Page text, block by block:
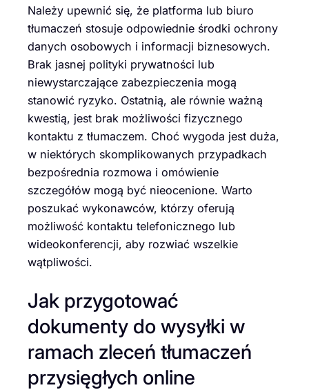
Należy upewnić się, że platforma lub biuro
tłumaczeń stosuje odpowiednie środki ochrony
danych osobowych i informacji biznesowych.
Brak jasnej polityki prywatności lub
niewystarczające zabezpieczenia mogą
stanowić ryzyko. Ostatnią, ale równie ważną
kwestią, jest brak możliwości fizycznego
kontaktu z tłumaczem. Choć wygoda jest duża,
w niektórych skomplikowanych przypadkach
bezpośrednia rozmowa i omówienie
szczegółów mogą być nieocenione. Warto
poszukać wykonawców, którzy oferują
możliwość kontaktu telefonicznego lub
wideokonferencji, aby rozwiać wszelkie
wątpliwości.
Jak przygotować
dokumenty do wysyłki w
ramach zleceń tłumaczeń
przysięgłych online